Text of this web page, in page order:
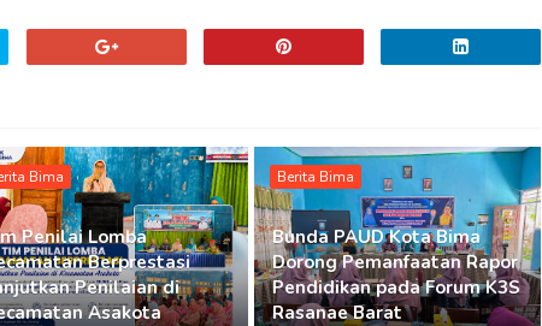
Bima
Penilai Lomba
Berprestasi
Penilaian di
Asakota
Berita Bima
Bunda PAUD Kota Bima
Dorong Pemanfaatan Rapor
Pendidikan pada Forum K3S
Rasanae Barat